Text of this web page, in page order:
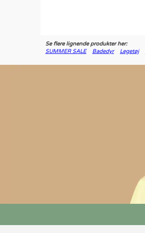
Se flere lignende produkter her:
SUMMER SALE
Badedyr Legetøj